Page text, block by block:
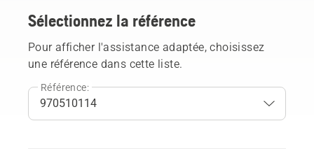
Sélectionnez la référence
Pour afficher l'assistance adaptée, choisissez
une référence dans cette liste.
Référence: